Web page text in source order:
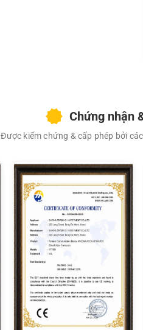
Chứng nhận
Được kiểm chứng & cấp phép bởi